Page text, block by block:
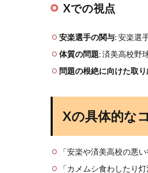
Xでの視点
安楽選手の関与: 安楽選
体質の問題: 済美高校野
問題の根絶に向けた取
Xの具体的な
「安楽や済美高校の悪
「カメムシ食わしたり